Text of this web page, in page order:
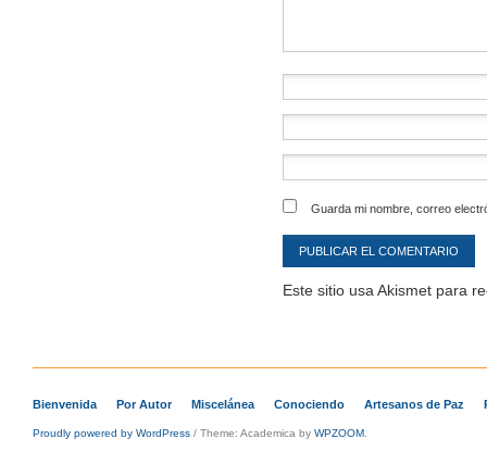
Guarda mi nombre, correo
Este sitio usa Akismet para
Bienvenida Por Autor Miscelánea Conociendo Artesanos de Paz
Proudly powered by WordPress / Theme: Academica by WPZOOM